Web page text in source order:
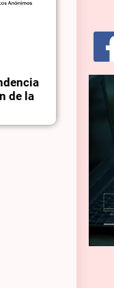
de la